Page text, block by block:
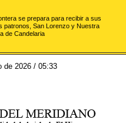
se prepara para recibir a sus
patronos, San Lorenzo y Nuestra
de Candelaria
de 2026 / 05:33